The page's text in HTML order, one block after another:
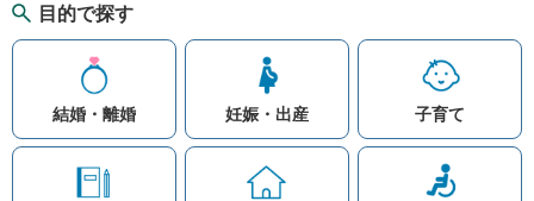
目的で探す
結婚・離婚 妊娠・出産 子育て